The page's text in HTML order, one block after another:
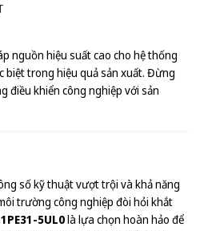
nguồn hiệu suất cao cho hệ thống
biệt trong hiệu quả sản xuất. Đừng
điều khiển công nghiệp với sản
số kỹ thuật vượt trội và khả năng
trường công nghiệp đòi hỏi khắt
5UL0là lựa chọn hoàn hảo để